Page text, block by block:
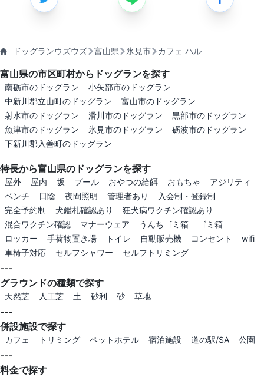
ドッグランウズウズ 富山県 氷見市 カフェ ハル
富山県の市区町村からドッグランを探す
南砺市のドッグラン
小矢部市のドッグラン
中新川郡立山町のドッグラン
富山市のドッグラン
射水市のドッグラン
滑川市のドッグラン
黒部市のドッグラン
魚津市のドッグラン
氷見市のドッグラン
砺波市のドッグラン
下新川郡入善町のドッグラン
特長から富山県のドッグランを探す
屋外 屋内 坂 プール おやつの給餌 おもちゃ
アジリティ
ベンチ
日陰 夜間照明 管理者あり
入会制・登録制
完全予約制
犬鑑札確認あり
狂犬病ワクチン確認あり
混合ワクチン確認
マナーウェア うんちゴミ箱
ゴミ箱
ロッカー
手荷物置き場 トイレ 自動販売機 コンセント
wifi
車椅子対応
セルフシャワー セルフトリミング
---
グラウンドの種類で探す
天然芝 人工芝 土 砂利 砂 草地
---
併設施設で探す
カフェ トリミング ペットホテル 宿泊施設 道の駅/SA 公園
---
料金で探す